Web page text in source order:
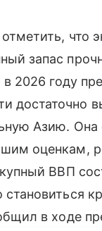
что
запас
2026 году
достаточно
Азию.
оценкам,
ВВП
в ходе